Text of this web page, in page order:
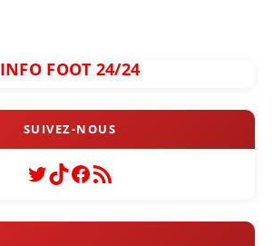
INFO FOOT 24/24
Twitter
TikTok
Facebook
Flux RSS